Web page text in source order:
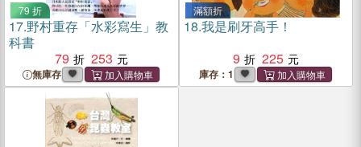
79 折
17.野村重存「水彩寫生」教
科書
79
253
無庫存
滿額折
18.我是刷牙高手！
9
225
庫存：1